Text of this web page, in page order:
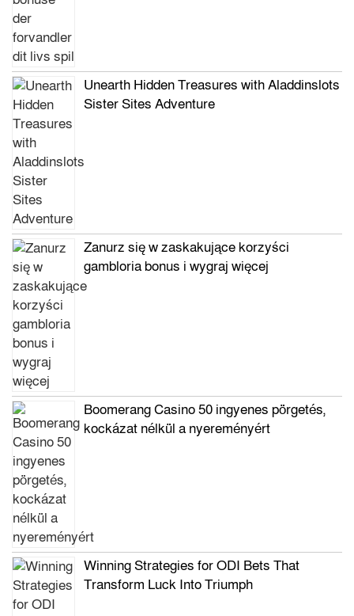
Unearth Hidden Treasures with Aladdinslots
Sister Sites Adventure
Zanurz się w zaskakujące korzyści
gambloria bonus i wygraj więcej
Boomerang Casino 50 ingyenes pörgetés,
kockázat nélkül a nyereményért
Winning Strategies for ODI Bets That
Transform Luck Into Triumph